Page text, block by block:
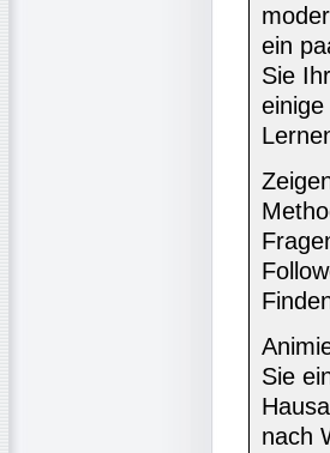
ein
Sie
Sie
nach